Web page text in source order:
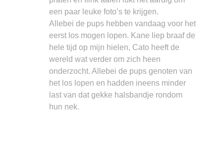
een paar leuke foto’s te krijgen.
Allebei de pups hebben vandaag voor het
eerst los mogen lopen. Kane liep braaf de
hele tijd op mijn hielen, Cato heeft de
wereld wat verder om zich heen
onderzocht. Allebei de pups genoten van
het los lopen en hadden ineens minder
last van dat gekke halsbandje rondom
hun nek.